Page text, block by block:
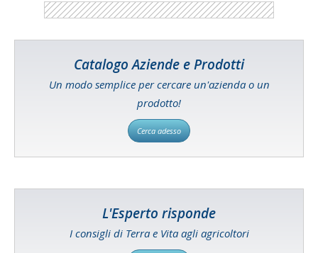
Catalogo Aziende e Prodotti
Un modo semplice per cercare un'azienda o un
prodotto!
Cerca adesso
L'Esperto risponde
I consigli di Terra e Vita agli agricoltori